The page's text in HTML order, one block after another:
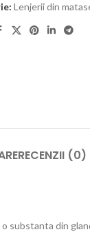
Lenjerii din
RECENZII (0)
din